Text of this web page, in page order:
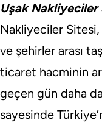
Uşak Nakliyeciler
Nakliyeciler
ve şehirler arası
ticaret hacminin
geçen gün daha
sayesinde